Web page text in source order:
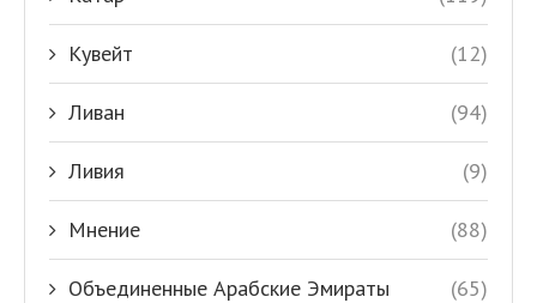
Кувейт (12)
Ливан (94)
Ливия (9)
Мнение (88)
Объединенные Арабские Эмираты (65)